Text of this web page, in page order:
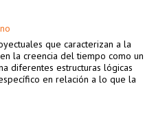
que caracterizan a la
la creencia del tiempo como un
diferentes estructuras lógicas
en relación a lo que la